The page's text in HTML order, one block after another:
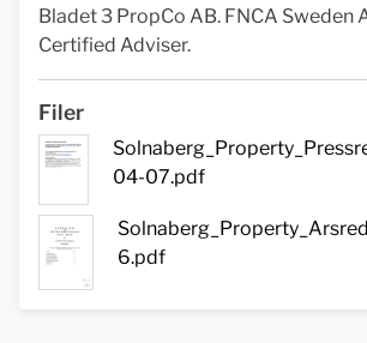
Bladet 3 PropCo AB. FNCA Sweden
Certified Adviser.
Filer
04-07.pdf
6.pdf